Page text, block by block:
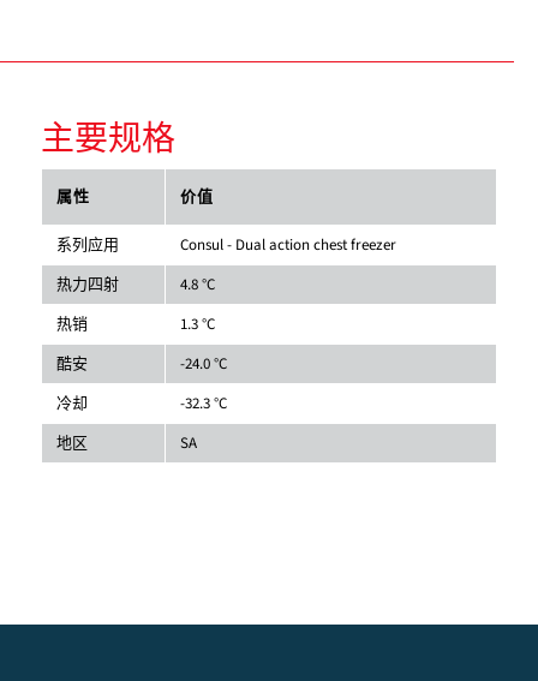
主要规格
属性 价值
系列应用
Consul - Dual action chest freezer
热力四射
4.8 °C
热销
1.3 °C
酷安
-24.0 °C
冷却
-32.3 °C
地区
SA